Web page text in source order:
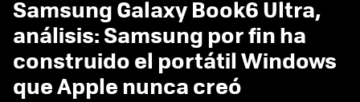
Samsung Galaxy Book6 Ultra,
análisis: Samsung por fin ha
construido el portátil Windows
que Apple nunca creó